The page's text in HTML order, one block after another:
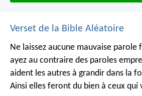
Verset de la Bible Aléatoire
Ne laissez aucune mauvaise parole
ayez au contraire des paroles
aident les autres à grandir dans la
Ainsi elles feront du bien à ceux qui